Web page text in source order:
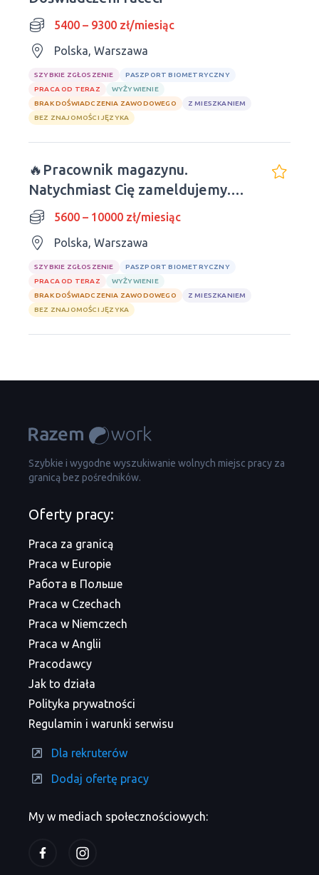
5400 – 9300 zł/miesiąc
Polska, Warszawa
SZYBKIE ZGŁOSZENIE
PASZPORT BIOMETRYCZNY
PRACA OD TERAZ
WYŻYWIENIE
BRAK DOŚWIADCZENIA ZAWODOWEGO
Z MIESZKANIEM
BEZ ZNAJOMOŚCI JĘZYKA
🔥Pracownik magazynu.
Natychmiast Cię zameldujemy.
Obiady wliczone w cenę.
5600 – 10000 zł/miesiąc
Polska, Warszawa
SZYBKIE ZGŁOSZENIE
PASZPORT BIOMETRYCZNY
PRACA OD TERAZ
WYŻYWIENIE
BRAK DOŚWIADCZENIA ZAWODOWEGO
Z MIESZKANIEM
BEZ ZNAJOMOŚCI JĘZYKA
Szybkie i wygodne wyszukiwanie wolnych miejsc pracy za
granicą bez pośredników.
My w mediach społecznościowych:
Oferty pracy:
Praca za granicą
Praca w Europie
Работа в Польше
Praca w Czechach
Praca w Niemczech
Praca w Anglii
Pracodawcy
Jak to działa
Polityka prywatności
Regulamin i warunki serwisu
Dla rekruterów
Dodaj ofertę pracy